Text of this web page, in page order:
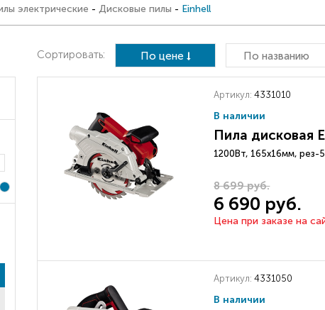
электрические - Дисковые пилы - Einhell
Сортировать: По цене По названию
Артикул: 4331010
В наличии
Пила дисковая
1200Вт, 165х16мм, рез-
8 699 руб.
6 690 руб.
Цена при заказе на
Артикул: 4331050
В наличии